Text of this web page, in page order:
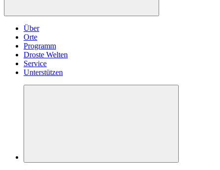
Über
Orte
Programm
Droste Welten
Service
Unterstützen